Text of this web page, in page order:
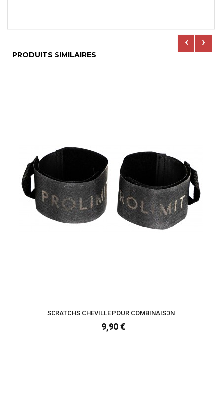
PRODUITS SIMILAIRES
‹ ›
SCRATCHS CHEVILLE POUR COMBINAISON
9,90 €